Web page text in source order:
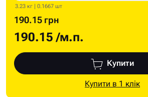
3.23 кг | 0.1667 шт
190.15 грн
190.15 /м.п.
Купити
Купити в 1 клік